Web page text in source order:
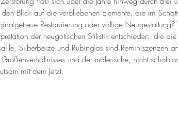
den Blick auf die verbliebenen Elemente, die im
Restaurierung oder völlige
der neugotischen Stilistik entschieden, die
Silberbeize und Rubinglas sind Reminiszenzen
und der malerische, nicht
mit dem Jetzt.